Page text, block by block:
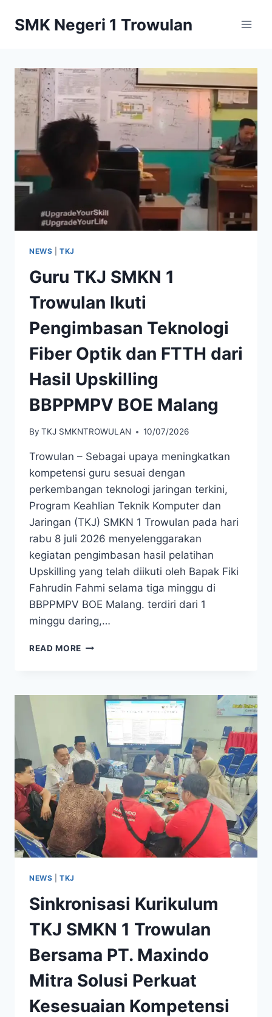
SMK Negeri 1 Trowulan
NEWS |TKJ
Guru TKJ SMKN 1
Trowulan Ikuti
Pengimbasan Teknologi
Fiber Optik dan FTTH dari
Hasil Upskilling
BBPPMPV BOE Malang
By TKJ SMKNTROWULAN 10/07/2026
Trowulan – Sebagai upaya meningkatkan
kompetensi guru sesuai dengan
perkembangan teknologi jaringan terkini,
Program Keahlian Teknik Komputer dan
Jaringan (TKJ) SMKN 1 Trowulan pada hari
rabu 8 juli 2026 menyelenggarakan
kegiatan pengimbasan hasil pelatihan
Upskilling yang telah diikuti oleh Bapak Fiki
Fahrudin Fahmi selama tiga minggu di
BBPPMPV BOE Malang. terdiri dari 1
minggu daring,…
READ MORE GURU
TROWULAN
IKUTI
PENGIMBASAN
TEKNOLOGI
FIBER
OPTIK
DAN
FTTH
DARI
HASIL
UPSKILLING
BBPPMPV
BOE
NEWS |TKJ
Sinkronisasi Kurikulum
TKJ SMKN 1 Trowulan
Bersama PT. Maxindo
Mitra Solusi Perkuat
Kesesuaian Kompetensi